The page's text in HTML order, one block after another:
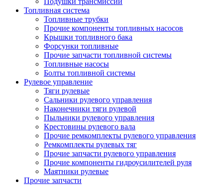
Топливная система
Топливные трубки
Прочие компоненты топливных насосов
Крышки топливного бака
Форсунки топливные
Прочие запчасти топливной системы
Топливные насосы
Болты топливной системы
Рулевое управление
Тяги рулевые
Сальники рулевого управления
Наконечники тяги рулевой
Пыльники рулевого управления
Крестовины рулевого вала
Прочие ремкомплекты рулевого управления
Ремкомплекты рулевых тяг
Прочие запчасти рулевого управления
Прочие компоненты гидроусилителей руля
Маятники рулевые
Прочие запчасти